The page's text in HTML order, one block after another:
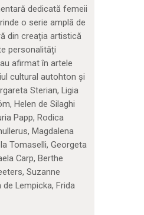
dedicată femeii
o serie amplă de
din creația artistică
personalități
afirmat în artele
cultural autohton și
Sterian, Ligia
Helen de Silaghi
Papp, Rodica
Magdalena
Tomaselli, Georgeta
Carp, Berthe
Suzanne
de Lempicka, Frida